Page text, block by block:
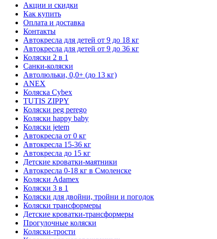
Акции и скидки
Как купить
Оплата и доставка
Контакты
Автокресла для детей от 9 до 18 кг
Автокресла для детей от 9 до 36 кг
Коляски 2 в 1
Санки-коляски
Автолюльки, 0,0+ (до 13 кг)
ANEX
Коляска Cybex
TUTIS ZIPPY
Коляски peg perego
Коляски happy baby
Коляски jetem
Автокресла от 0 кг
Автокресла 15-36 кг
Автокресла до 15 кг
Детские кроватки-маятники
Автокресла 0-18 кг в Смоленске
Коляски Adamex
Коляски 3 в 1
Коляски для двойни, тройни и погодок
Коляски трансформеры
Детские кроватки-трансформеры
Прогулочные коляски
Коляски-трости